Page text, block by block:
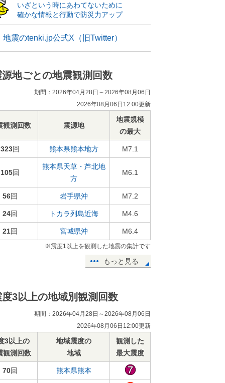
いざという時にあわてないために
確かな情報と行動で防災力アップ
地震のtenki.jp公式X（旧Twitter）
源地ごとの地震観測回数
期間：2026年04月28日～2026年08月06日
2026年08月06日12:00更新
観測回数 震源地
地震規模
の最大
323回 熊本県熊本地方 M7.1
105回
熊本県天草・芦北地
方
M6.1
56回 岩手県沖 M7.2
24回 トカラ列島近海 M4.6
21回 宮城県沖 M6.4
※震度1以上を観測した地震の集計です
もっと見る
度3以上の地域別観測回数
期間：2026年04月28日～2026年08月06日
2026年08月06日12:00更新
3以上の
観測回数
地域震度の
地域
観測した
最大震度
70回 熊本県熊本